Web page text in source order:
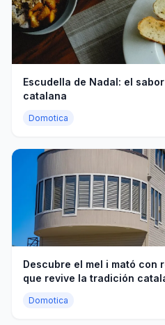
Escudella de Nadal: el
catalana
Domotica
Descubre el mel i mató con
que revive la tradición
Domotica